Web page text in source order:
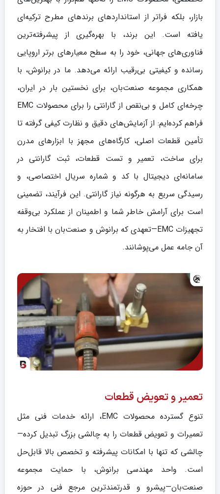
بازار، بلکه فراتر از استانداردهای برندهای مطرح ترکیه‌ای
یافته است. این برند، با بهره‌گیری از پیشرفته‌ترین
فناوری‌های جهانی، خود را به سطح معیارهای برتر اروپایی
رسانده و کیفیتی بی‌رقیب ارائه می‌دهد. ما در برانوش، با
همکاری مجموعه صنعت‌بان، برای نخستین بار در ایران،
چرخه‌ای کامل و بی‌نقص از گارانتی را برای محصولات EMC
فراهم کرده‌ایم: از آزمایش‌های دقیق و نظارت کیفی گرفته تا
تأمین قطعات اصلی، کارگاه‌های مجهز با ابزارهای مدرن
برای ساخت، تعمیر و تست قطعات، ثبت گارانتی در
سامانه‌ای دیجیتال با کد و شماره سریال اختصاصی، و
رسیدگی سریع به هرگونه نیاز گارانتی. این فرآیند، تضمینی
است برای آرامش خاطر شما و اطمینان از عملکرد بی‌وقفه
تجهیزات EMC—تعهدی که برانوش و صنعت‌بان با افتخار به
آن جامه عمل می‌پوشانند.
تعمیر و تعویض قطعات
تنوع گسترده محصولات EMC، ارائه خدمات فنی مثل
تعمیرات و تعویض قطعات را به چالشی بزرگ تبدیل کرده—
چالشی که تنها با امکانات پیشرفته و تخصص بالا قابل‌حل
است. واحد مهندسی برانوش، با حمایت مجموعه
صنعت‌بان—پیشرو و قدرتمندترین مرجع فنی در حوزه